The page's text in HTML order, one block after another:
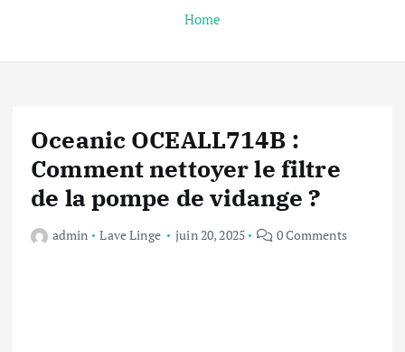
Home
Oceanic OCEALL714B :
Comment nettoyer le filtre
de la pompe de vidange ?
admin Lave Linge juin 20, 2025 0 Comments